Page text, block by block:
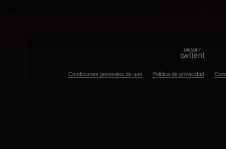
Condiciones generales de uso Política de privacidad